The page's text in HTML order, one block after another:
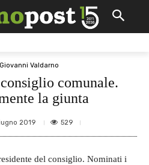
Valdarno
comunale.
la giunta
2019 529
del consiglio. Nominati i